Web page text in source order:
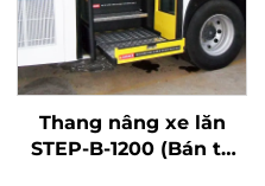
Thang nâng xe lăn
STEP-B-1200 (Bán tự